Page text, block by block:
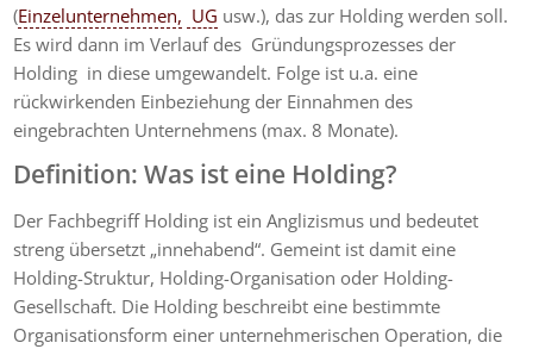
(Einzelunternehmen, UG usw.), das zur Holding werden soll.
Es wird dann im Verlauf des Gründungsprozesses der
Holding in diese umgewandelt. Folge ist u.a. eine
rückwirkenden Einbeziehung der Einnahmen des
eingebrachten Unternehmens (max. 8 Monate).
Definition: Was ist eine Holding?
Der Fachbegriff Holding ist ein Anglizismus und bedeutet
streng übersetzt „innehabend“. Gemeint ist damit eine
Holding-Struktur, Holding-Organisation oder Holding-
Gesellschaft. Die Holding beschreibt eine bestimmte
Organisationsform einer unternehmerischen Operation, die